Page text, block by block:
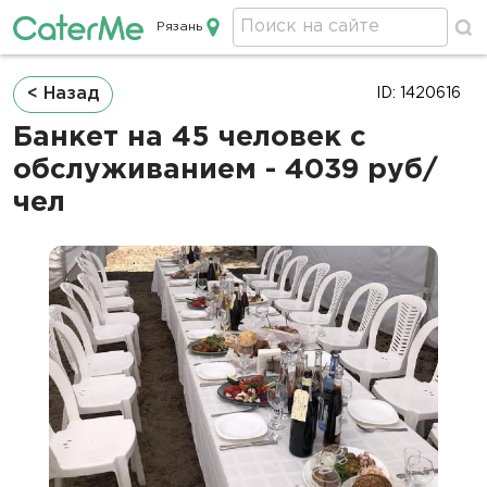
Кейтеринг в Рязани
Рязань
Строка
навигации
< Назад
Банкет на 45 человек с
обслуживанием - 4039 руб/
чел
ID: 1420616